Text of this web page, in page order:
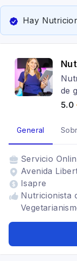
Hay
de
5.0
General
Servicio
Avenida
Isapre
Nutricionista